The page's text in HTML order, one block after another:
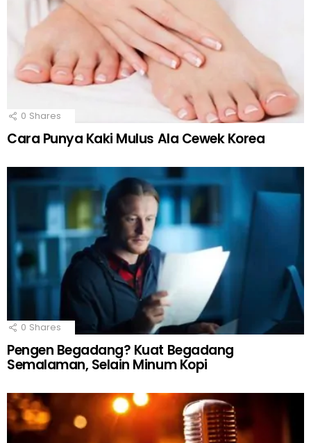
0 Shares
Cara Punya Kaki Mulus Ala Cewek Korea
0 Shares
Pengen Begadang? Kuat Begadang
Semalaman, Selain Minum Kopi